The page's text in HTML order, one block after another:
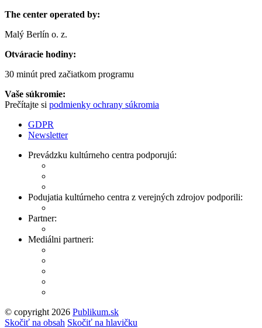
The center operated by:
Malý Berlín o. z.
Otváracie hodiny:
30 minút pred začiatkom programu
Vaše súkromie:
Prečítajte si podmienky ochrany súkromia
GDPR
Newsletter
Prevádzku kultúrneho centra podporujú:
Podujatia kultúrneho centra z verejných zdrojov podporili:
Partner:
Mediálni partneri:
© copyright 2026 Publikum.sk
Tvorba stránok: Enjoy
Skočiť na obsah Skočiť na hlavičku